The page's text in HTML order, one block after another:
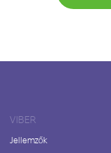
VIBER
Jellemzők